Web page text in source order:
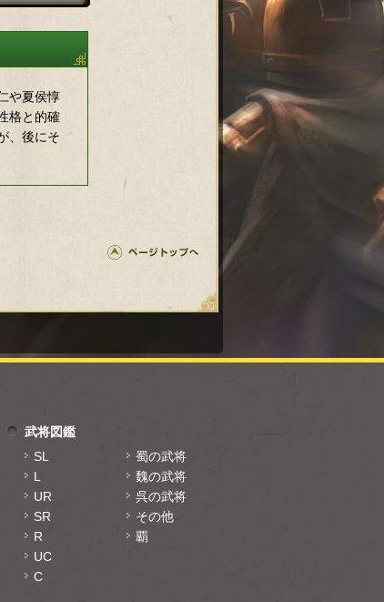
や夏侯惇
格と的確
、後にそ
武将図鑑
SL
L
UR
SR
R
UC
C
蜀の武将
魏の武将
呉の武将
その他
覇